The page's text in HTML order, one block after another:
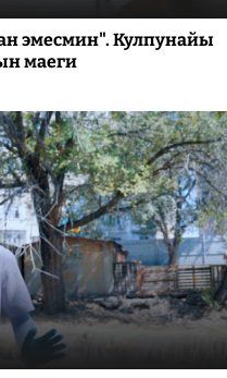
эмесмин". Кулпунайы
маеги